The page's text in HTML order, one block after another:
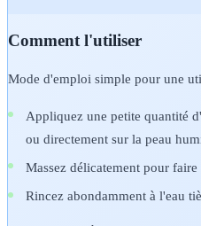
Comment l'utiliser
Mode d'emploi simple pour une
Appliquez une petite quantité
ou directement sur la peau
Massez délicatement pour faire
Rincez abondamment à l'eau